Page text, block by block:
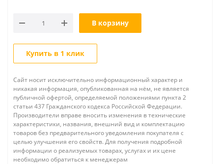
В корзину
Купить в 1 клик
Сайт носит исключительно информационный характер и
никакая информация, опубликованная на нём, не является
публичной офертой, определяемой положениями пункта 2
статьи 437 Гражданского кодекса Российской Федерации.
Производители вправе вносить изменения в технические
характеристики, названия, внешний вид и комплектацию
товаров без предварительного уведомления покупателя с
целью улучшения его свойств. Для получения подробной
информации о реализуемых товарах, услугах и их цене
необходимо обратиться к менеджерам